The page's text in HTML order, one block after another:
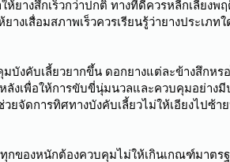
ยางสึกเร็วกว่าปกติ ทางที่ดีควรหลีกเลี่ยงพ
เสื่อมสภาพเร็วควรเรียนรู้ว่ายางประเภทใ
บังคับเลี้ยวยากขึ้น ดอกยางแต่ละข้างสึกหร
ลังเพื่อให้การขับขี่นุ่มนวลและควบคุมอย่าง
จัดการทิศทางบังคับเลี้ยวไม่ให้เอียงไปซ้า
กของหนักต้องควบคุมไม่ให้เกินเกณฑ์มาตร